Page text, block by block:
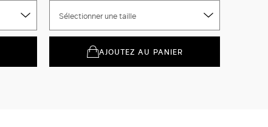
Sélectionner une taille
AJOUTEZ AU PANIER